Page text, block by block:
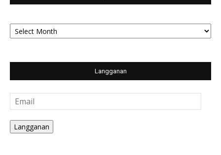
Arsip
Berita
Langganan
Email
Langganan